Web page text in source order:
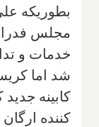
بطوریکه
مجلس
خدمات و
شد اما
کننده